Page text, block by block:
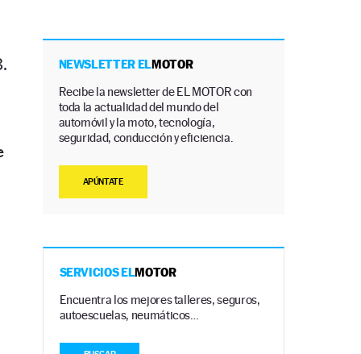
NEWSLETTER ELMOTOR
Recibe la newsletter de EL MOTOR con
toda la actualidad del mundo del
automóvil y la moto, tecnología,
seguridad, conducción y eficiencia.
APÚNTATE
SERVICIOS ELMOTOR
Encuentra los mejores talleres, seguros,
autoescuelas, neumáticos…